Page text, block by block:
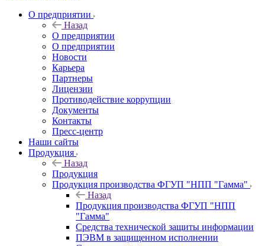
О предприятии
Назад
О предприятии
О предприятии
Новости
Карьера
Партнеры
Лицензии
Противодействие коррупции
Документы
Контакты
Пресс-центр
Наши сайты
Продукция
Назад
Продукция
Продукция производства ФГУП "НПП "Гамма"
Назад
Продукция производства ФГУП "НПП
"Гамма"
Средства технической защиты информации
ПЭВМ в защищенном исполнении